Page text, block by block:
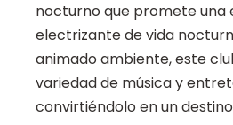
nocturno que promete una
electrizante de vida
animado ambiente, este
variedad de música y
convirtiéndolo en un